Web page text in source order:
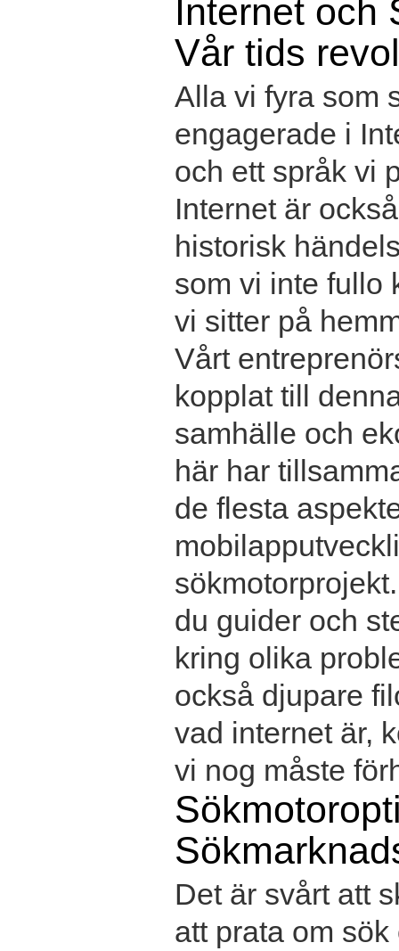
Internet och
Vår tids
Alla vi fyra som
engagerade i
och ett språk vi
Internet är
historisk
som vi inte fullo
vi sitter på
Vårt
kopplat till
samhälle och
här har
de flesta
du guider och
kring olika
också djupare
vad internet är,
vi nog måste
Det är svårt att
att prata om